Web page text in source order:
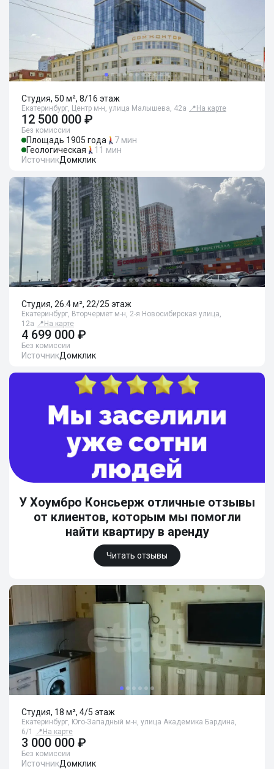
Студия, 50 м², 8/16 этаж
Екатеринбург, Центр м-н, улица Малышева, 42а 📍 На карте
12 500 000 ₽
Без комиссии
Площадь 1905 года
7 мин
Геологическая
11 мин
ИсточникДомклик
Студия, 26.4 м², 22/25 этаж
Екатеринбург, Вторчермет м-н, 2-я Новосибирская улица,
12а 📍 На карте
4 699 000 ₽
Без комиссии
ИсточникДомклик
У Хоумбро Консьерж отличные отзывы
от клиентов, которым мы помогли
найти квартиру в аренду
Читать отзывы
Студия, 18 м², 4/5 этаж
Екатеринбург, Юго-Западный м-н, улица Академика Бардина,
6/1
📍 На карте
3 000 000 ₽
Без комиссии
ИсточникДомклик